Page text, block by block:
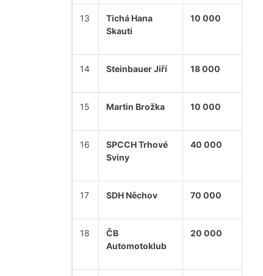
13
Tichá Hana
Skauti
10 000
14 Steinbauer Jiří 18 000
15 Martin Brožka 10 000
16
SPCCH Trhové
Sviny
40 000
17 SDH Něchov 70 000
18
ČB
Automotoklub
20 000